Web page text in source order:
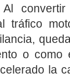
tráfico
o como
la